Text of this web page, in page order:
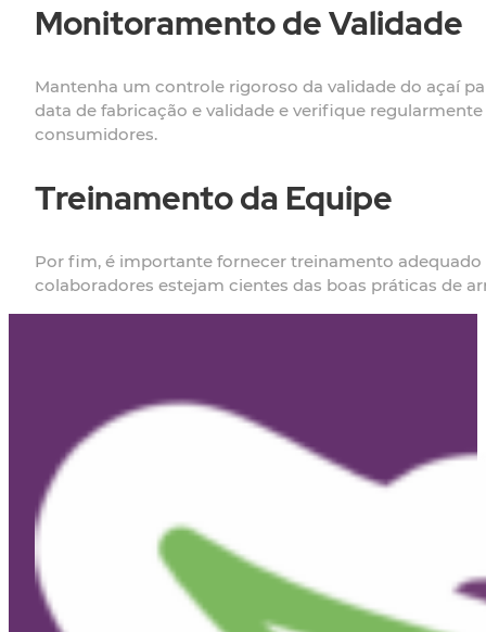
Monitoramento de Validade
Mantenha um controle rigoroso da validade do açaí
data de fabricação e validade e verifique
consumidores.
Treinamento da Equipe
Por fim, é importante fornecer treinamento
colaboradores estejam cientes das boas práticas de